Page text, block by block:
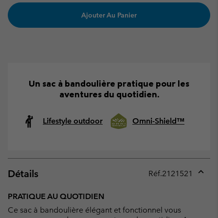
Ajouter Au Panier
Un sac à bandoulière pratique pour les
aventures du quotidien.
Lifestyle outdoor Omni-Shield™
Détails Réf.2121521
PRATIQUE AU QUOTIDIEN
Ce sac à bandoulière élégant et fonctionnel vous